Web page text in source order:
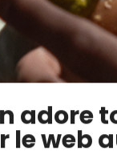
adore
le web